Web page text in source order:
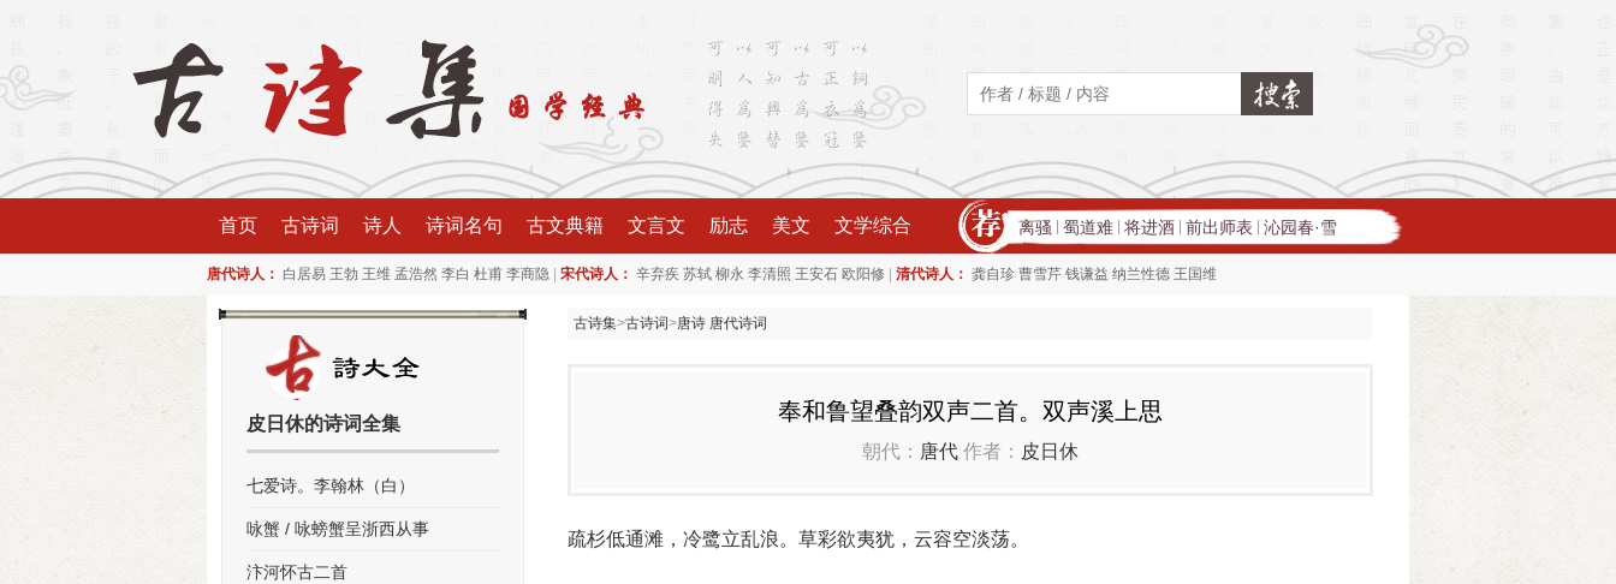
首页 古诗词 诗人 诗词名句 古文典籍 文言文 励志 美文 文学综合 离骚 蜀道难 将进酒 前出师表 沁园春·雪
唐代诗人： 白居易 王勃 王维 孟浩然 李白 杜甫 李商隐 宋代诗人： 辛弃疾 苏轼 柳永 李清照 王安石 欧阳修 清代诗人： 龚自珍 曹雪芹 钱谦益 纳兰性德 王国维
古诗集>古诗词>唐诗 唐代诗词
奉和鲁望叠韵双声二首。双声溪上思
朝代： 唐代 作者： 皮日休
疏杉低通滩，冷鹭立乱浪。草彩欲夷犹，云容空淡荡。
皮日休的诗词全集
七爱诗。李翰林（白）
咏蟹 / 咏螃蟹呈浙西从事
汴河怀古二首